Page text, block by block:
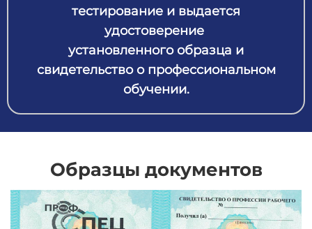
тестирование и выдается
удостоверение
установленного образца и
свидетельство о профессиональном
обучении.
Образцы документов